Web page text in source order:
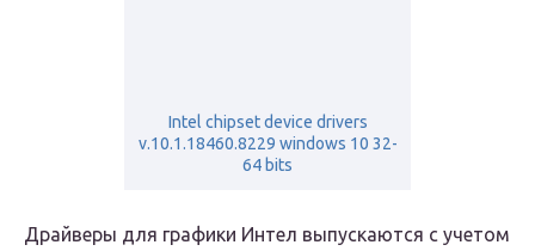
Intel chipset device drivers
v.10.1.18460.8229 windows 10 32-
64 bits
Драйверы для графики Интел выпускаются с учетом